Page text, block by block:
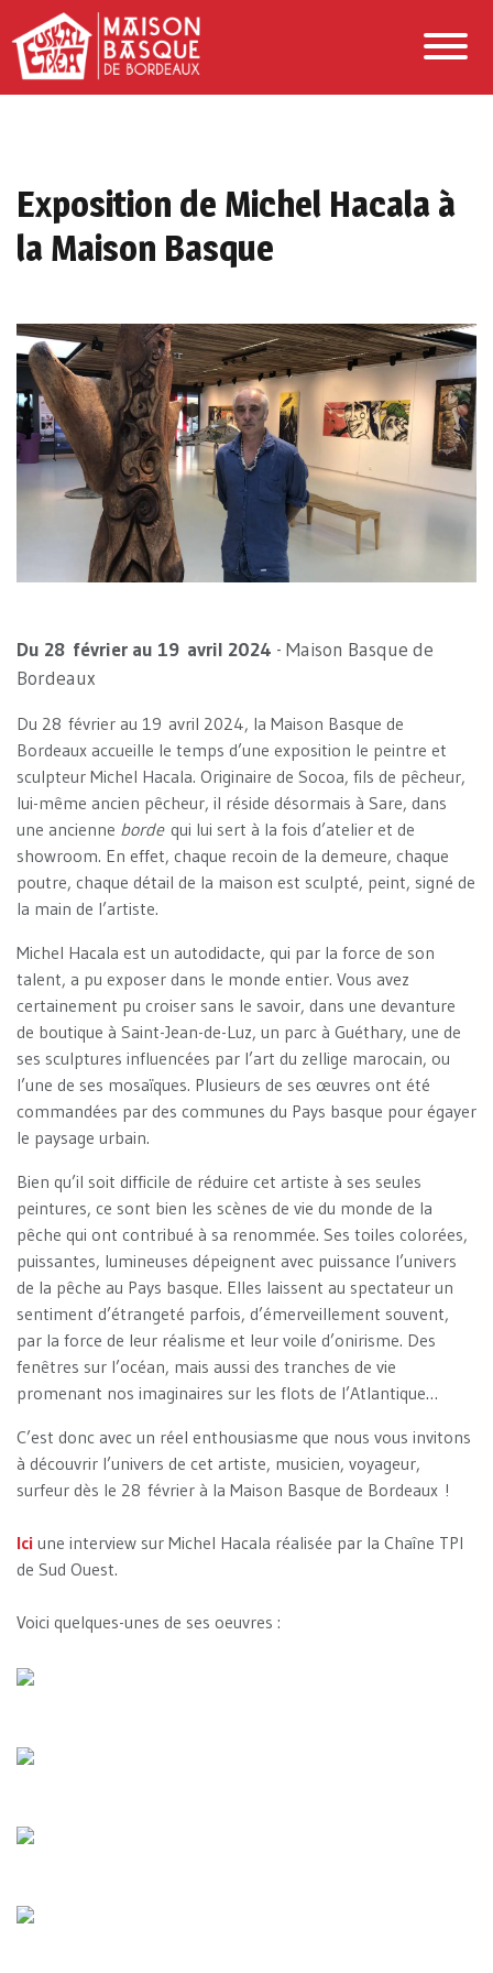
Exposition de Michel Hacala à
la Maison Basque
Du 28 février au 19 avril 2024 - Maison Basque de
Bordeaux
Du 28 février au 19 avril 2024, la Maison Basque de
Bordeaux accueille le temps d’une exposition le peintre et
sculpteur Michel Hacala. Originaire de Socoa, fils de pêcheur,
lui-même ancien pêcheur, il réside désormais à Sare, dans
une ancienne borde qui lui sert à la fois d’atelier et de
showroom. En effet, chaque recoin de la demeure, chaque
poutre, chaque détail de la maison est sculpté, peint, signé de
la main de l’artiste.
Michel Hacala est un autodidacte, qui par la force de son
talent, a pu exposer dans le monde entier. Vous avez
certainement pu croiser sans le savoir, dans une devanture
de boutique à Saint-Jean-de-Luz, un parc à Guéthary, une de
ses sculptures influencées par l’art du zellige marocain, ou
l’une de ses mosaïques. Plusieurs de ses œuvres ont été
commandées par des communes du Pays basque pour égayer
le paysage urbain.
Bien qu’il soit difficile de réduire cet artiste à ses seules
peintures, ce sont bien les scènes de vie du monde de la
pêche qui ont contribué à sa renommée. Ses toiles colorées,
puissantes, lumineuses dépeignent avec puissance l’univers
de la pêche au Pays basque. Elles laissent au spectateur un
sentiment d’étrangeté parfois, d’émerveillement souvent,
par la force de leur réalisme et leur voile d’onirisme. Des
fenêtres sur l’océan, mais aussi des tranches de vie
promenant nos imaginaires sur les flots de l’Atlantique…
C’est donc avec un réel enthousiasme que nous vous invitons
à découvrir l’univers de cet artiste, musicien, voyageur,
surfeur dès le 28 février à la Maison Basque de Bordeaux !
Ici une interview sur Michel Hacala réalisée par la Chaîne TPI
de Sud Ouest.
Voici quelques-unes de ses oeuvres :